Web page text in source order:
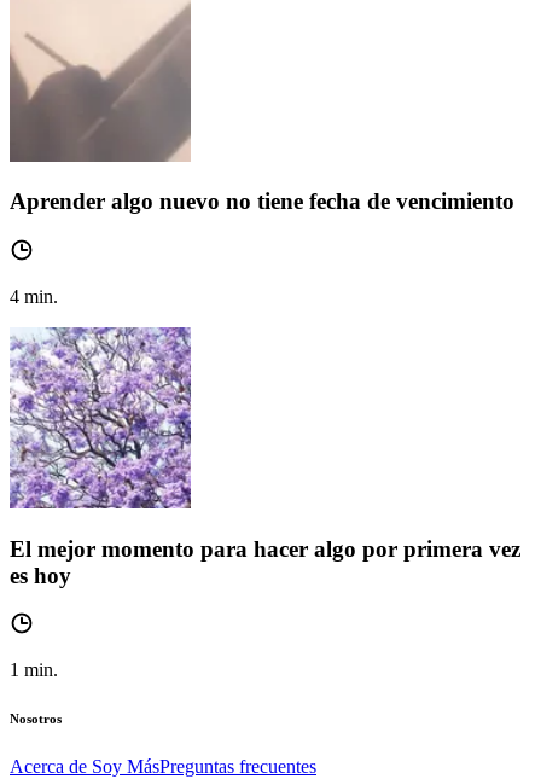
Aprender algo nuevo no tiene fecha de vencimiento
4 min.
El mejor momento para hacer algo por primera vez
es hoy
1 min.
Nosotros
Acerca de Soy MásPreguntas frecuentes